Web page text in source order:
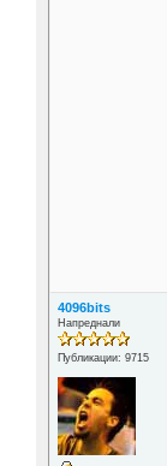
4096bits
Напреднали
Публикации: 9715